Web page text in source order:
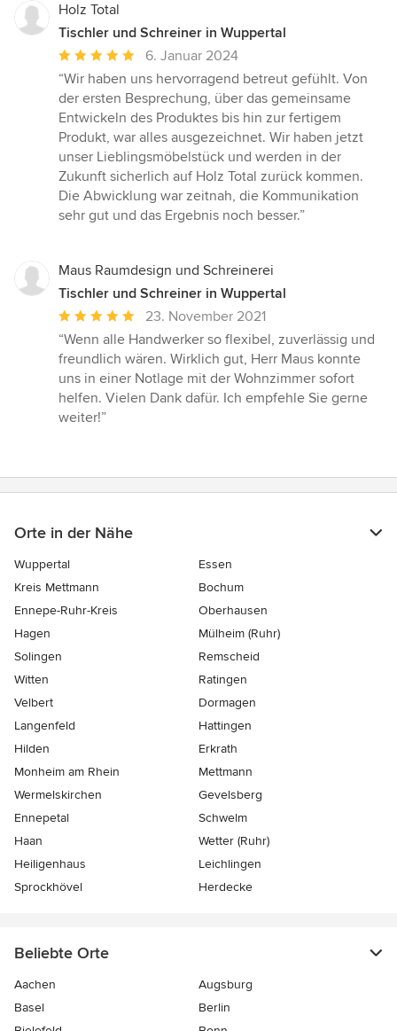
Holz Total
Tischler und Schreiner in Wuppertal
Durchschnittliche
Bewertung:
5
von
5
Sternen
6. Januar 2024
“Wir haben uns hervorragend betreut gefühlt. Von
der ersten Besprechung, über das gemeinsame
Entwickeln des Produktes bis hin zur fertigem
Produkt, war alles ausgezeichnet. Wir haben jetzt
unser Lieblingsmöbelstück und werden in der
Zukunft sicherlich auf Holz Total zurück kommen.
Die Abwicklung war zeitnah, die Kommunikation
sehr gut und das Ergebnis noch besser.”
Maus Raumdesign und Schreinerei
Tischler und Schreiner in Wuppertal
Durchschnittliche
Bewertung:
5
von
5
Sternen
23. November 2021
“Wenn alle Handwerker so flexibel, zuverlässig und
freundlich wären. Wirklich gut, Herr Maus konnte
uns in einer Notlage mit der Wohnzimmer sofort
helfen. Vielen Dank dafür. Ich empfehle Sie gerne
weiter!”
Orte in der Nähe
Wuppertal
Essen
Kreis Mettmann
Bochum
Ennepe-Ruhr-Kreis
Oberhausen
Hagen
Mülheim (Ruhr)
Solingen
Remscheid
Witten
Ratingen
Velbert
Dormagen
Langenfeld
Hattingen
Hilden
Erkrath
Monheim am Rhein
Mettmann
Wermelskirchen
Gevelsberg
Ennepetal
Schwelm
Haan
Wetter (Ruhr)
Heiligenhaus
Leichlingen
Sprockhövel
Herdecke
Beliebte Orte
Aachen
Augsburg
Basel
Berlin